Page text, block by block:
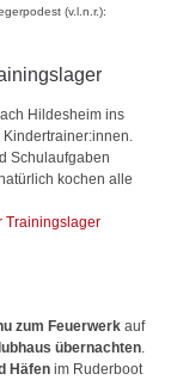
(v.l.n.r.):
Hildesheim ins
Schulaufgaben
kochen alle
Trainingslager
zum Feuerwerk auf
übernachten
Häfen im Ruderboot